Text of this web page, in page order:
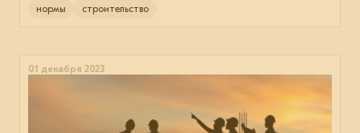
нормы строительство
01 декабря 2023